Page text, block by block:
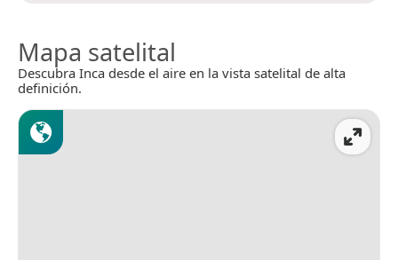
Mapa satelital
Descubra Inca desde el aire en la vista satelital de alta
definición.